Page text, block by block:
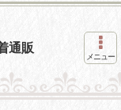
通販
メニュー